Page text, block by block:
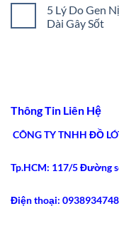
5
Bước
Chuẩn
Gen
Nịt
Bụng
2026
bình
luận
ở
Eo
Nhất
2026
5 Lý Do Gen
Dài Gây Sốt
Gen
Bụng
Latex
2021
Gây
Sốt
Thông Tin Liên Hệ
CÔNG TY TNHH ĐỒ
Tp.HCM: 117/5 Đường
Điện thoại: